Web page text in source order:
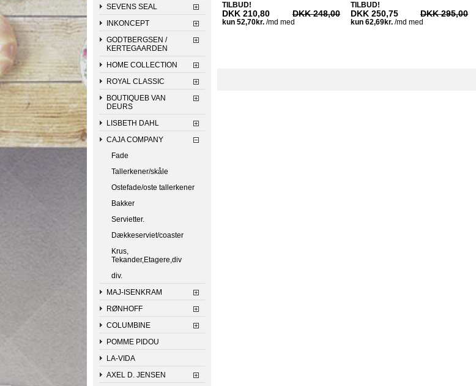
SEVENS SEAL
INKONCEPT
GODTBERGSEN /
KERTEGAARDEN
HOME COLLECTION
ROYAL CLASSIC
BOUTIQUEB VAN
DEURS
LISBETH DAHL
CAJA COMPANY
Fade
Tallerkener/skåle
Ostefade/oste tallerkener
Bakker
Servietter.
Dækkeserviet/coaster
Krus,
Tekander,Etagere,div
div.
MAJ-ISENKRAM
RØNHOFF
COLUMBINE
POMME PIDOU
LA-VIDA
AXEL D. JENSEN
TILBUD!
DKK 210,80 DKK 248,00
TILBUD!
DKK 250,75 DKK 295,00